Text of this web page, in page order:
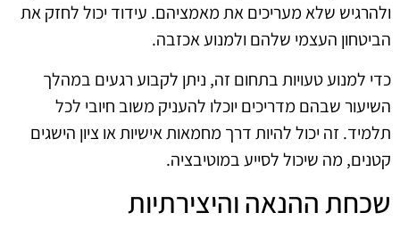
ולהרגיש שלא מעריכים את מאמציהם. עידוד יכול לחזק את
הביטחון העצמי שלהם ולמנוע אכזבה.
כדי למנוע טעויות בתחום זה, ניתן לקבוע רגעים במהלך
השיעור שבהם מדריכים יוכלו להעניק משוב חיובי לכל
תלמיד. זה יכול להיות דרך מחמאות אישיות או ציון הישגים
קטנים, מה שיכול לסייע במוטיבציה.
שכחת ההנאה והיצירתיות